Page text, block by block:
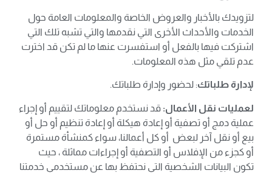
لتزويدك بالأخبار والعروض الخاصة والمعلومات العامة حول
الخدمات والأحداث الأخرى التي نقدمها والتي تشبه تلك التي
اشتركت فيها بالفعل أو استفسرت عنها ما لم تكن قد اخترت
عدم تلقي مثل هذه المعلومات.
لإدارة طلباتك: لحضور وإدارة طلباتك.
لعمليات نقل الأعمال: قد نستخدم معلوماتك لتقييم أو إجراء
عملية دمج أو تصفية أو إعادة هيكلة أو إعادة تنظيم أو حل أو
بيع أو نقل آخر لبعض أو كل أعمالنا، سواء كمنشأة مستمرة
أو كجزء من الإفلاس أو التصفية أو إجراءات مماثلة ، حيث
تكون البيانات الشخصية التي نحتفظ بها عن مستخدمي خدمتنا